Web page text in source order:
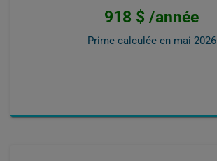
918 $ /année
Prime calculée en mai 2026